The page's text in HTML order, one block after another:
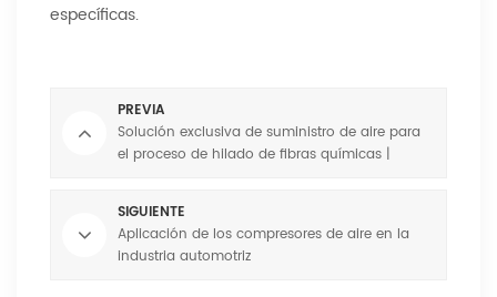
específicas.
PREVIA
Solución exclusiva de suministro de aire para
el proceso de hilado de fibras químicas |
SIGUIENTE
Aplicación de los compresores de aire en la
industria automotriz